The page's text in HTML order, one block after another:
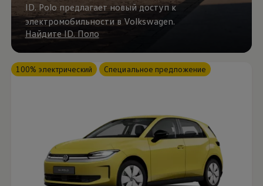
ID. Polo предлагает новый доступ к
электромобильности в Volkswagen.
Найдите ID. Поло
100% электрический Специальное предложение